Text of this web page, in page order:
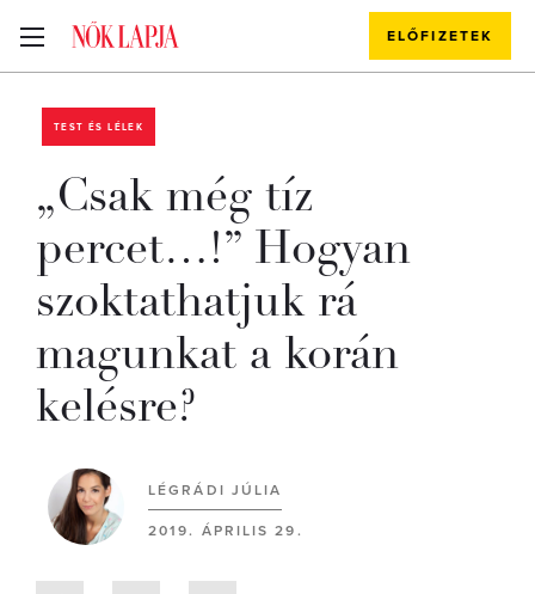
ELŐFIZETEK
TEST ÉS LÉLEK
„Csak még tíz
percet…!” Hogyan
szoktathatjuk rá
magunkat a korán
kelésre?
LÉGRÁDI JÚLIA
2019. ÁPRILIS 29.